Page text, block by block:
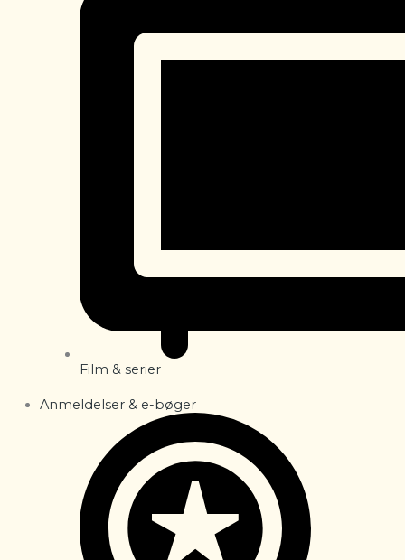
Film & serier
Anmeldelser & e-bøger